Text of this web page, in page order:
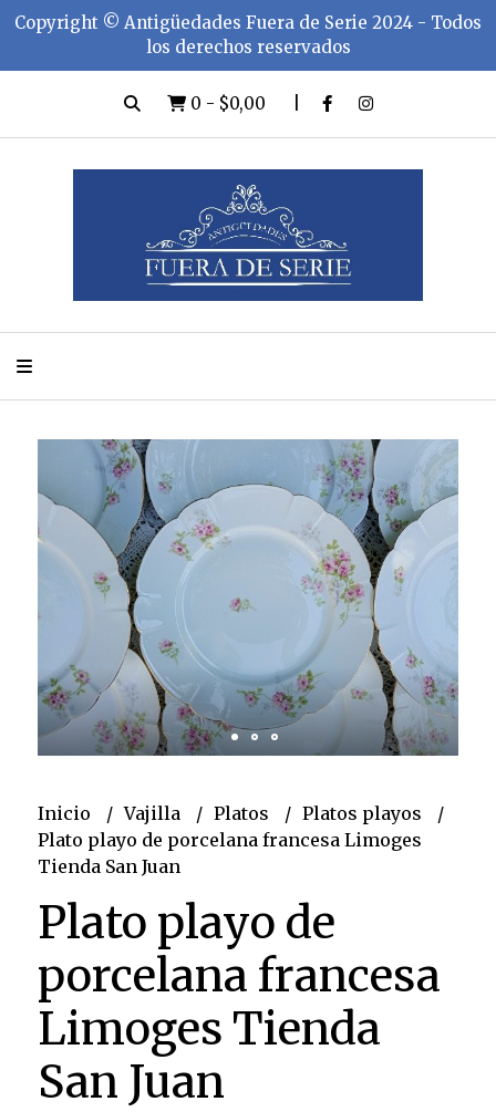
Copyright ©️ Antigüedades Fuera de Serie 2024 - Todos
los derechos reservados
0 - $0,00
Inicio Vajilla Platos
Platos playos
Plato playo de porcelana francesa Limoges
Tienda San Juan
Plato playo de
porcelana francesa
Limoges Tienda
San Juan